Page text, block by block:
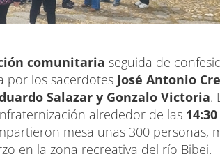
comunitaria seguida de
por los sacerdotes José Antonio
Salazar y Gonzalo Victoria.
alrededor de las
mesa unas 300 personas,
en la zona recreativa del río Bibei.